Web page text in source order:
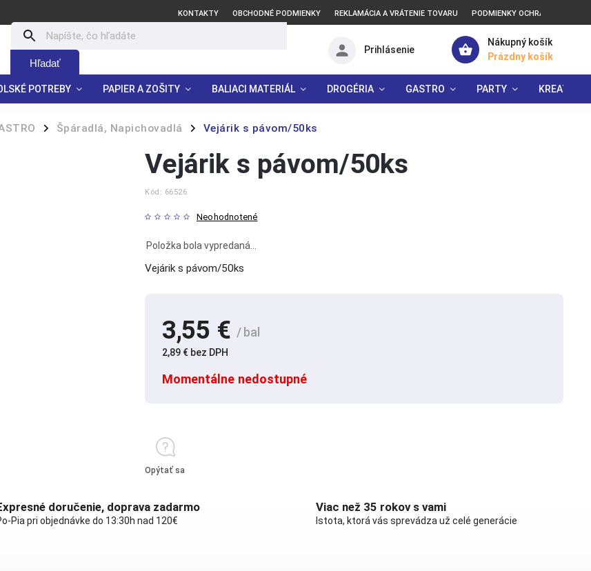
KONTAKTY OBCHODNÉ PODMIENKY REKLAMÁCIA A VRÁTENIE TOVARU PODMIENKY OCHRANY
Hľadať
Nákupný košík
Prázdny košík
Prihlásenie
POTREBY PAPIER A ZOŠITY BALIACI MATERIÁL DROGÉRIA GASTRO PARTY
/ Špáradlá, Napichovadlá / Vejárik s pávom/50ks
3,55 € / bal
2,89 € bez DPH
Momentálne nedostupné
Vejárik s pávom/50ks
Kód: 66526
Neohodnotené
Položka bola vypredaná…
Vejárik s pávom/50ks
Opýtať sa
doručenie, doprava zadarmo
Pia pri objednávke do 13:30h nad 120€
Viac než 35 rokov s vami
Istota, ktorá vás sprevádza už celé generácie